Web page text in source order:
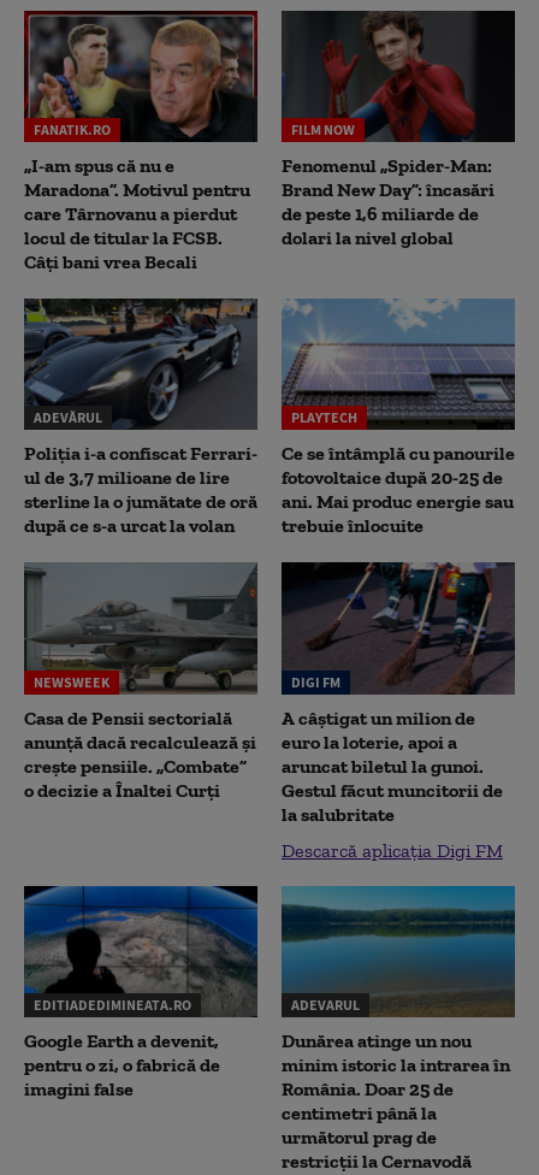
FANATIK.RO
„I-am spus că nu e
Maradona”. Motivul pentru
care Târnovanu a pierdut
locul de titular la FCSB.
Câți bani vrea Becali
FILM NOW
Fenomenul „Spider-Man:
Brand New Day”: încasări
de peste 1,6 miliarde de
dolari la nivel global
ADEVĂRUL
Poliția i-a confiscat Ferrari-
ul de 3,7 milioane de lire
sterline la o jumătate de oră
după ce s-a urcat la volan
PLAYTECH
Ce se întâmplă cu panourile
fotovoltaice după 20-25 de
ani. Mai produc energie sau
trebuie înlocuite
NEWSWEEK
Casa de Pensii sectorială
anunță dacă recalculează și
crește pensiile. „Combate”
o decizie a Înaltei Curți
DIGI FM
A câștigat un milion de
euro la loterie, apoi a
aruncat biletul la gunoi.
Gestul făcut muncitorii de
la salubritate
Descarcă aplicația Digi FM
EDITIADEDIMINEATA.RO
Google Earth a devenit,
pentru o zi, o fabrică de
imagini false
ADEVARUL
Dunărea atinge un nou
minim istoric la intrarea în
România. Doar 25 de
centimetri până la
următorul prag de
restricții la Cernavodă